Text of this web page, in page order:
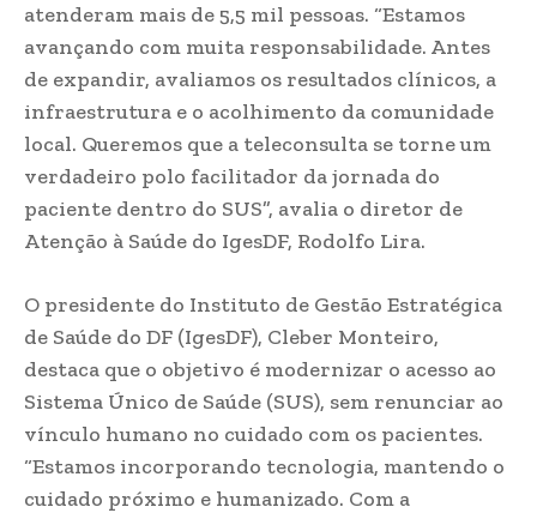
atenderam mais de 5,5 mil pessoas. “Estamos
avançando com muita responsabilidade. Antes
de expandir, avaliamos os resultados clínicos, a
infraestrutura e o acolhimento da comunidade
local. Queremos que a teleconsulta se torne um
verdadeiro polo facilitador da jornada do
paciente dentro do SUS”, avalia o diretor de
Atenção à Saúde do IgesDF, Rodolfo Lira.
O presidente do Instituto de Gestão Estratégica
de Saúde do DF (IgesDF), Cleber Monteiro,
destaca que o objetivo é modernizar o acesso ao
Sistema Único de Saúde (SUS), sem renunciar ao
vínculo humano no cuidado com os pacientes.
“Estamos incorporando tecnologia, mantendo o
cuidado próximo e humanizado. Com a